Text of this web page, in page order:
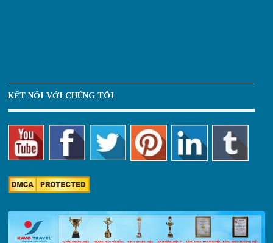
KẾT NỐI VỚI CHÚNG TÔI